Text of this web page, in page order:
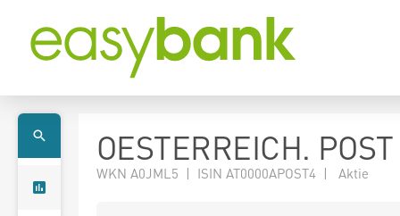
OESTERREICH.
WKN A0JML5 | ISIN AT0000APOST4 | Aktie